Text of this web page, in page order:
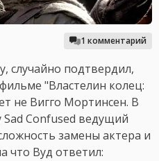
1 комментарий
случайно подтвердил,
"Властелин колец:
не Вигго Мортинсен. В
Confused ведущий
замены актера и
что Вуд ответил: